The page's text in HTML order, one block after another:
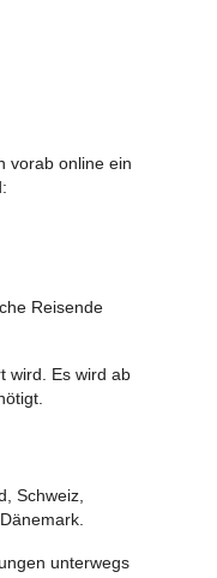
vorab online ein
Reisende
wird. Es wird ab
Schweiz,
unterwegs